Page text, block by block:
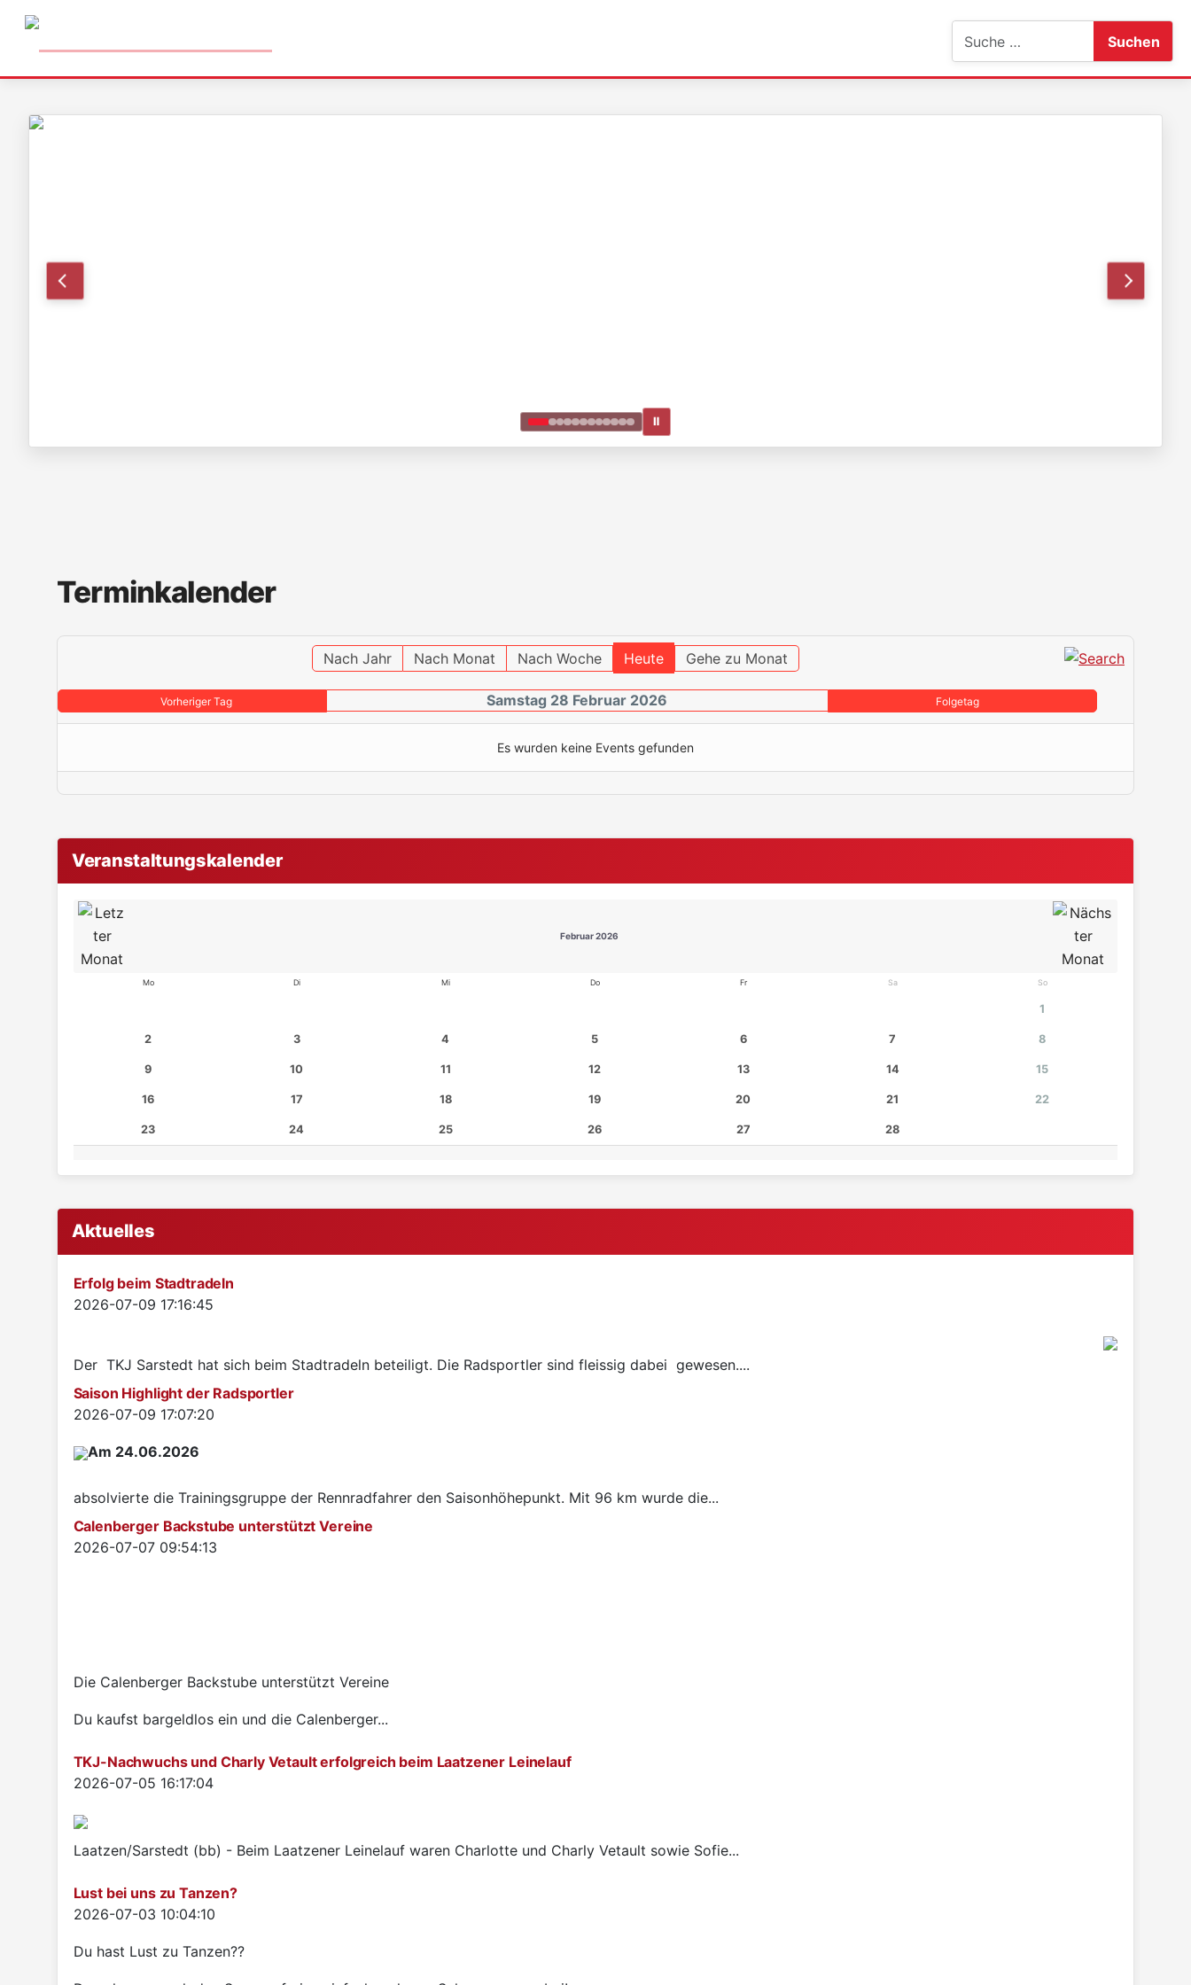
Suchen
Ⅱ
Terminkalender
Nach Jahr Nach Monat Nach Woche Heute Gehe zu Monat
Vorheriger Tag Samstag 28 Februar 2026 Folgetag
Es wurden keine Events gefunden
Veranstaltungskalender
Februar 2026
Mo Di Mi Do Fr Sa So
1
2 3 4 5 6 7 8
9 10 11 12 13 14 15
16 17 18 19 20 21 22
23 24 25 26 27 28
Aktuelles
Erfolg beim Stadtradeln
Details
2026-07-09 17:16:45
Der TKJ Sarstedt hat sich beim Stadtradeln beteiligt. Die Radsportler sind fleissig dabei gewesen....
Saison Highlight der Radsportler
Details
2026-07-09 17:07:20
Am 24.06.2026
absolvierte die Trainingsgruppe der Rennradfahrer den Saisonhöhepunkt. Mit 96 km wurde die...
Calenberger Backstube unterstützt Vereine
Details
2026-07-07 09:54:13
Die Calenberger Backstube unterstützt Vereine
Du kaufst bargeldlos ein und die Calenberger...
TKJ-Nachwuchs und Charly Vetault erfolgreich beim Laatzener Leinelauf
Details
2026-07-05 16:17:04
Laatzen/Sarstedt (bb) - Beim Laatzener Leinelauf waren Charlotte und Charly Vetault sowie Sofie...
Lust bei uns zu Tanzen?
Details
2026-07-03 10:04:10
Du hast Lust zu Tanzen??